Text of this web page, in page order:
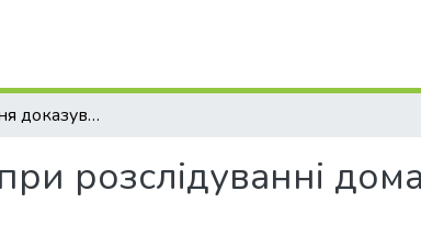
Окремі питання доказування при розслідуванні домашнього насильства
розслідуванні